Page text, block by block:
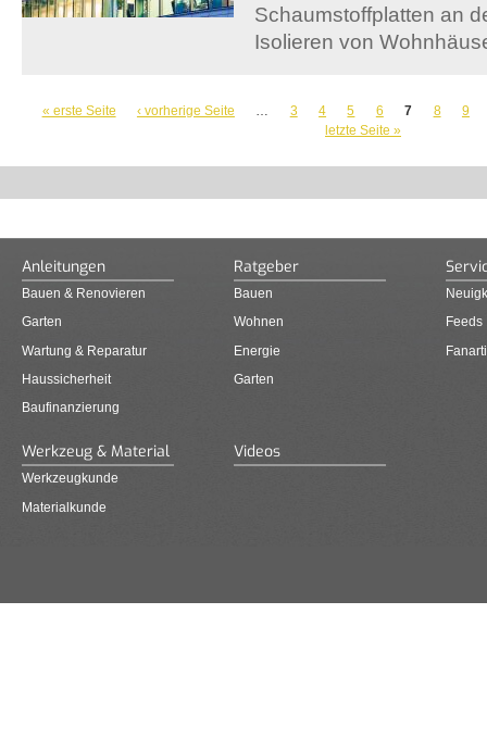
Schaumstoffplatten an
Isolieren von
SEITEN
« erste Seite ‹ vorherige Seite … 3 4 5 6 7 8
9
letzte Seite »
Anleitungen
Bauen & Renovieren
Garten
Wartung & Reparatur
Haussicherheit
Baufinanzierung
Ratgeber
Bauen
Wohnen
Energie
Garten
Feeds
Werkzeug & Material
Werkzeugkunde
Materialkunde
Videos